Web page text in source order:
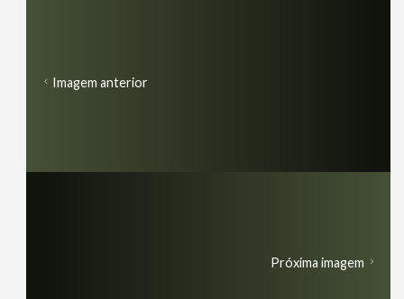
Imagem anterior
Próxima imagem